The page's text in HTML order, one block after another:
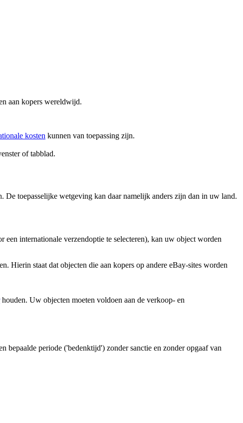
aan kopers wereldwijd.
kosten kunnen van toepassing zijn.
of tabblad.
De toepasselijke wetgeving kan daar namelijk anders zijn dan in uw land.
een internationale verzendoptie te selecteren), kan uw object worden
Hierin staat dat objecten die aan kopers op andere eBay-sites worden
houden. Uw objecten moeten voldoen aan de verkoop- en
bepaalde periode ('bedenktijd') zonder sanctie en zonder opgaaf van